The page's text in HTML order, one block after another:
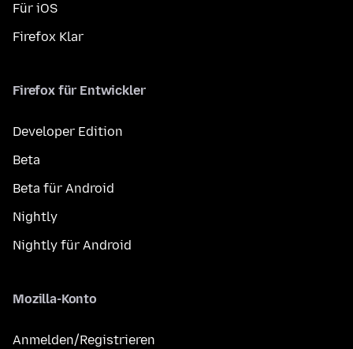
Für iOS
Firefox Klar
Firefox für Entwickler
Developer Edition
Beta
Beta für Android
Nightly
Nightly für Android
Mozilla-Konto
Anmelden/Registrieren